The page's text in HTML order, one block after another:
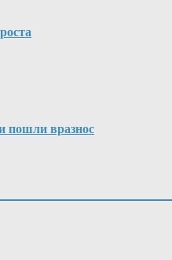
пошли вразнос